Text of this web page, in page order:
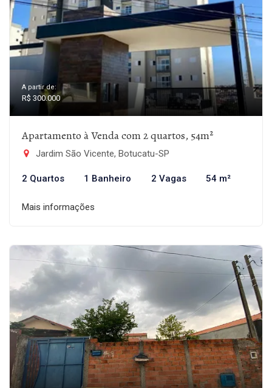
A partir de:
R$ 300.000
Apartamento à Venda com 2 quartos, 54m²
Jardim São Vicente, Botucatu-SP
2 Quartos 1 Banheiro 2 Vagas 54 m²
Mais informações